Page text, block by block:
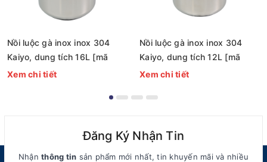
Nồi luộc gà inox inox 304
Kaiyo, dung tích 16L [mã
KIC-1525]
Xem chi tiết
Nồi luộc gà inox inox 304
Kaiyo, dung tích 12L [mã
KIC-1518]
Xem chi tiết
Đăng Ký Nhận Tin
Nhậnthông tin sản phẩm mới nhất, tin khuyến mãi và nhiều